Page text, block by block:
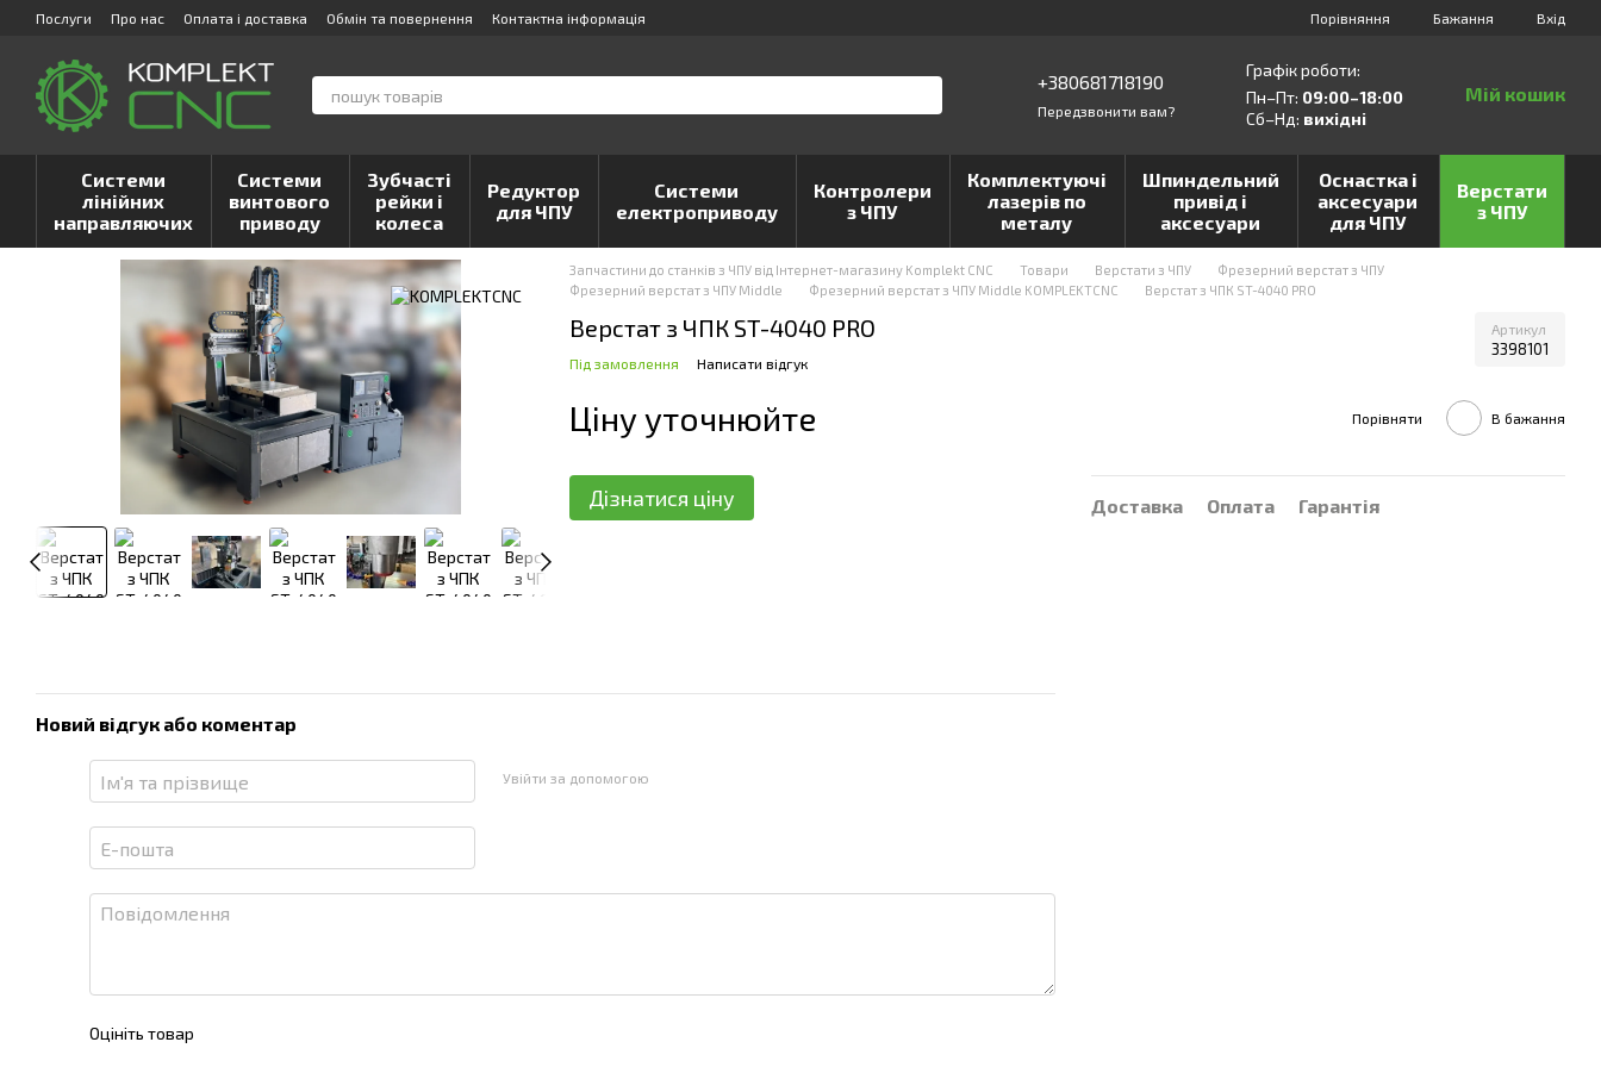
Перейти до основного контенту
Послуги Про нас Оплата і доставка Обмін та повернення Контактна інформація Порівняння Бажання Вхід
+380681718190
Передзвонити вам?
Графік роботи:
Пн–Пт: 09:00–18:00
Сб–Нд: вихідні
Мій кошик
Системи
лінійних
направляючих
Системи
винтового
приводу
Зубчасті
рейки і
колеса
Редуктор
для ЧПУ
Системи
електроприводу
Контролери
з ЧПУ
Комплектуючі
лазерів по
металу
Шпиндельний
привід і
аксесуари
Оснастка і
аксесуари
для ЧПУ
Верстати
з ЧПУ
Запчастини до станків з ЧПУ від Інтернет-магазину Komplekt CNC Товари Верстати з ЧПУ
Фрезерний верстат з ЧПУ
Фрезерний верстат з ЧПУ Middle
Фрезерний верстат з ЧПУ Middle KOMPLEKTCNC Верстат з ЧПК ST-4040 PRO
Верстат з ЧПК ST-4040 PRO Артикул
3398101
Під замовлення Написати відгук
Ціну уточнюйте Порівняти В бажання
Дізнатися ціну Доставка Оплата Гарантія
Новий відгук або коментар
Увійти за допомогою
Оцініть товар